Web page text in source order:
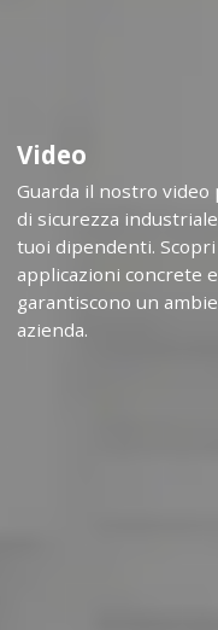
Video
Guarda il nostro
di sicurezza
tuoi dipendenti.
applicazioni concrete
garantiscono un
azienda.